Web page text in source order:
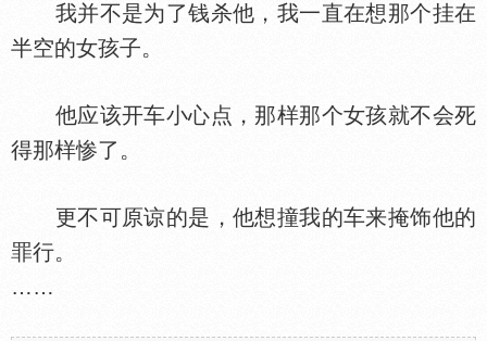
我并不是为了钱杀他，我一直在想那个挂在
半空的女孩子。
他应该开车小心点，那样那个女孩就不会死
得那样惨了。
更不可原谅的是，他想撞我的车来掩饰他的
罪行。
……